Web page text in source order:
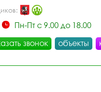
Пн-Пт с 9.00 до 18.00
звонок объекты